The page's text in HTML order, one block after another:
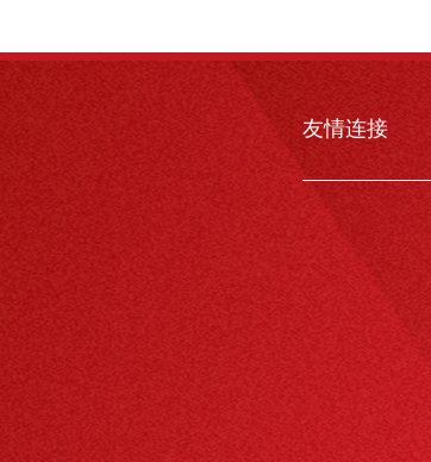
友情连接